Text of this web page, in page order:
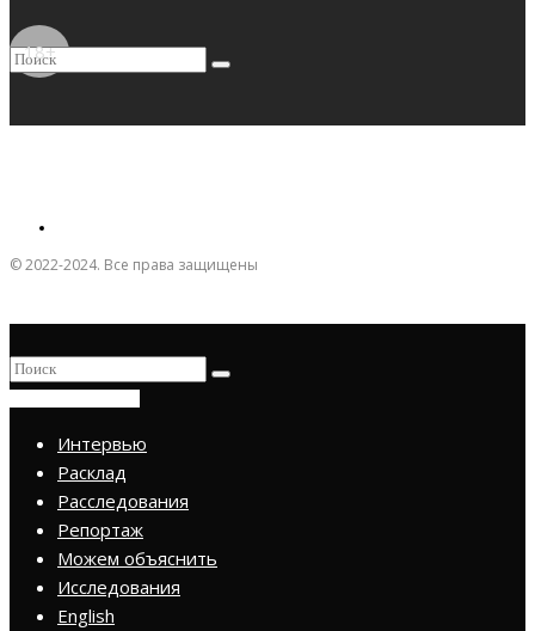
18+
© 2022-2024. Все права защищены
Интервью
Расклад
Расследования
Репортаж
Можем объяснить
Исследования
English